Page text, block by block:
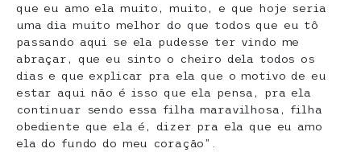
que eu amo ela muito, muito, e que hoje seria
uma dia muito melhor do que todos que eu tô
passando aqui se ela pudesse ter vindo me
abraçar, que eu sinto o cheiro dela todos os
dias e que explicar pra ela que o motivo de eu
estar aqui não é isso que ela pensa, pra ela
continuar sendo essa filha maravilhosa, filha
obediente que ela é, dizer pra ela que eu amo
ela do fundo do meu coração”.